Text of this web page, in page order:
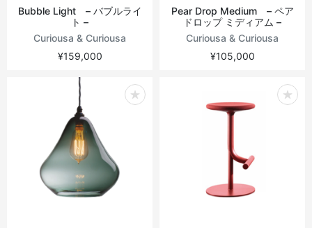
Bubble Light – バブルライ
ト –
Curiousa & Curiousa
¥159,000
Pear Drop Medium – ペア
ドロップ ミディアム –
Curiousa & Curiousa
¥105,000